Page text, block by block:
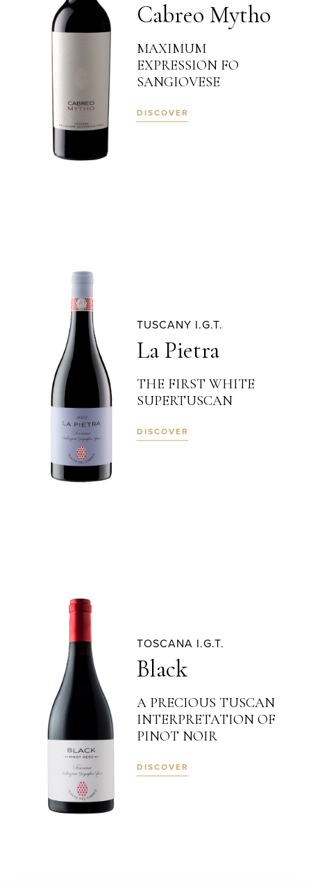
Cabreo Mytho
MAXIMUM
EXPRESSION FO
SANGIOVESE
DISCOVER
TUSCANY I.G.T.
La Pietra
THE FIRST WHITE
SUPERTUSCAN
DISCOVER
TOSCANA I.G.T.
Black
A PRECIOUS TUSCAN
INTERPRETATION OF
PINOT NOIR
DISCOVER